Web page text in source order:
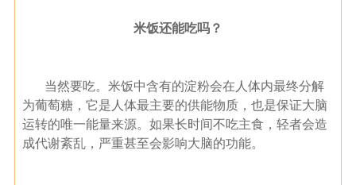
米饭还能吃吗？
当然要吃。米饭中含有的淀粉会在人体内最终分解
为葡萄糖，它是人体最主要的供能物质，也是保证大脑
运转的唯一能量来源。如果长时间不吃主食，轻者会造
成代谢紊乱，严重甚至会影响大脑的功能。